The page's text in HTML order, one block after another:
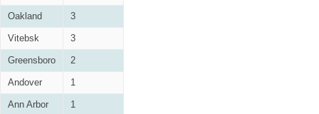
Oakland 3
Vitebsk 3
Greensboro 2
Andover 1
Ann Arbor 1